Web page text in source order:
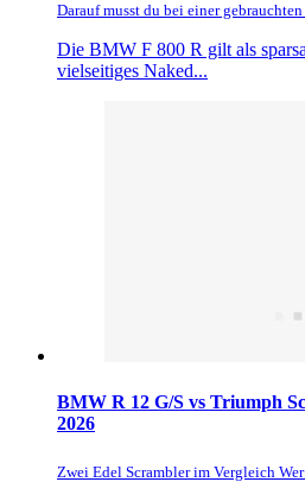
Darauf musst du bei einer
Die BMW F 800 R gilt als
vielseitiges Naked...
BMW R 12 G/S vs Triumph
2026
Zwei Edel Scrambler im Vergleich